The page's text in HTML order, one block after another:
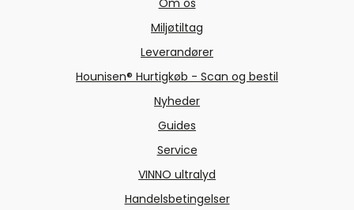
Miljøtiltag
Leverandører
Hounisen® Hurtigkøb - Scan og bestil
Nyheder
Guides
Service
VINNO ultralyd
Handelsbetingelser